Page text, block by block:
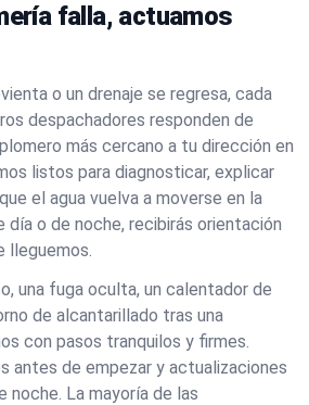
falla, actuamos
o un drenaje se regresa, cada
despachadores responden de
más cercano a tu dirección en
listos para diagnosticar, explicar
el agua vuelva a moverse en la
o de noche, recibirás orientación
lleguemos.
una fuga oculta, un calentador de
de alcantarillado tras una
con pasos tranquilos y firmes.
antes de empezar y actualizaciones
noche. La mayoría de las